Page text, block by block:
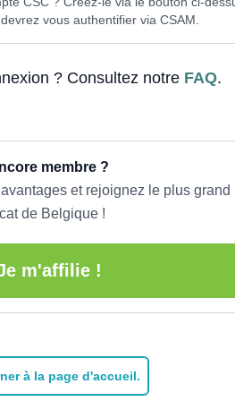
vous authentifier via CSAM.
? Consultez notre FAQ.
membre ?
et rejoignez le plus grand
de Belgique !
m'affilie !
à la page d'accueil.